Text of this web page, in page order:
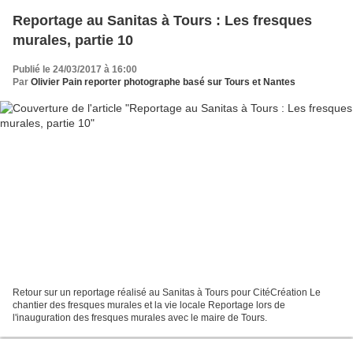
Reportage au Sanitas à Tours : Les fresques
murales, partie 10
Publié le 24/03/2017 à 16:00
Par Olivier Pain reporter photographe basé sur Tours et Nantes
Retour sur un reportage réalisé au Sanitas à Tours pour CitéCréation Le
chantier des fresques murales et la vie locale Reportage lors de
l'inauguration des fresques murales avec le maire de Tours.